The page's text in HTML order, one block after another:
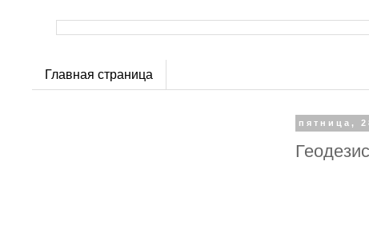
Главная страница
пятница,